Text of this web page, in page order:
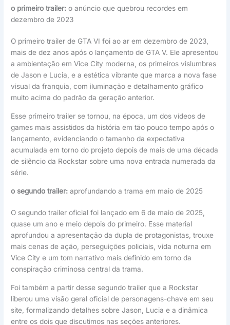
o primeiro trailer: o anúncio que quebrou recordes em
dezembro de 2023
O primeiro trailer de GTA VI foi ao ar em dezembro de 2023,
mais de dez anos após o lançamento de GTA V. Ele apresentou
a ambientação em Vice City moderna, os primeiros vislumbres
de Jason e Lucia, e a estética vibrante que marca a nova fase
visual da franquia, com iluminação e detalhamento gráfico
muito acima do padrão da geração anterior.
Esse primeiro trailer se tornou, na época, um dos vídeos de
games mais assistidos da história em tão pouco tempo após o
lançamento, evidenciando o tamanho da expectativa
acumulada em torno do projeto depois de mais de uma década
de silêncio da Rockstar sobre uma nova entrada numerada da
série.
o segundo trailer: aprofundando a trama em maio de 2025
O segundo trailer oficial foi lançado em 6 de maio de 2025,
quase um ano e meio depois do primeiro. Esse material
aprofundou a apresentação da dupla de protagonistas, trouxe
mais cenas de ação, perseguições policiais, vida noturna em
Vice City e um tom narrativo mais definido em torno da
conspiração criminosa central da trama.
Foi também a partir desse segundo trailer que a Rockstar
liberou uma visão geral oficial de personagens-chave em seu
site, formalizando detalhes sobre Jason, Lucia e a dinâmica
entre os dois que discutimos nas seções anteriores.